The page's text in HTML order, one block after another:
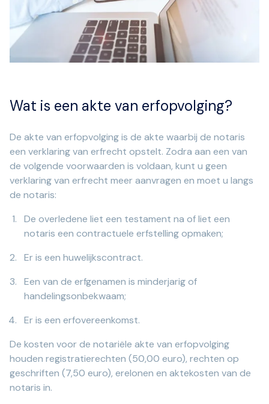
Wat is een akte van erfopvolging?
De akte van erfopvolging is de akte waarbij de notaris
een verklaring van erfrecht opstelt. Zodra aan een van
de volgende voorwaarden is voldaan, kunt u geen
verklaring van erfrecht meer aanvragen en moet u langs
de notaris:
De overledene liet een testament na of liet een
notaris een contractuele erfstelling opmaken;
Er is een huwelijkscontract.
Een van de erfgenamen is minderjarig of
handelingsonbekwaam;
Er is een erfovereenkomst.
De kosten voor de notariële akte van erfopvolging
houden registratierechten (50,00 euro), rechten op
geschriften (7,50 euro), erelonen en aktekosten van de
notaris in.